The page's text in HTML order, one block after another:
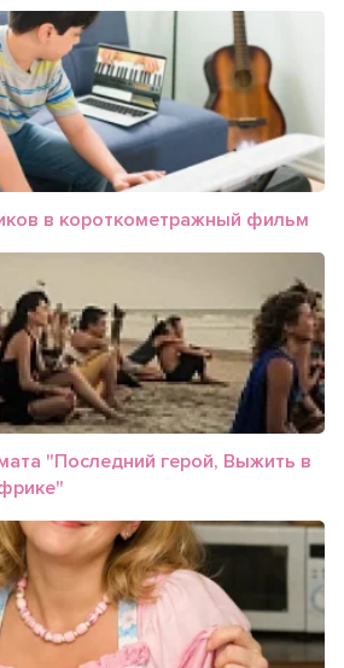
в короткометражный фильм
"Последний герой, Выжить в